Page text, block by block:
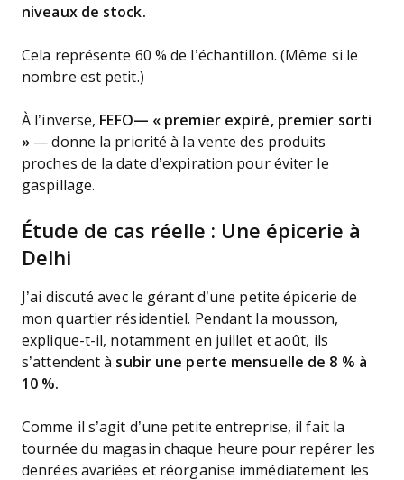
niveaux de stock.
Cela représente 60 % de l’échantillon. (Même si le
nombre est petit.)
À l’inverse, FEFO— « premier expiré, premier sorti
» — donne la priorité à la vente des produits
proches de la date d’expiration pour éviter le
gaspillage.
Étude de cas réelle : Une épicerie à
Delhi
J’ai discuté avec le gérant d’une petite épicerie de
mon quartier résidentiel. Pendant la mousson,
explique-t-il, notamment en juillet et août, ils
s’attendent à subir une perte mensuelle de 8 % à
10 %.
Comme il s’agit d’une petite entreprise, il fait la
tournée du magasin chaque heure pour repérer les
denrées avariées et réorganise immédiatement les